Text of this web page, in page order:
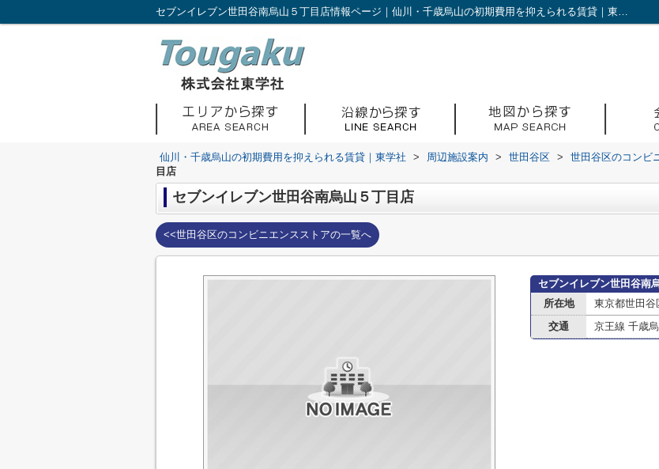
セブンイレブン世田谷南烏山５丁目店情報ページ｜仙川・千歳烏山の初期費用を抑えられる賃貸｜東学社
仙川・千歳烏山の初期費用を抑えられる賃貸｜東学社 > 周辺施設案内 > 世田谷区 > 世田谷区のコンビ
目店
セブンイレブン世田谷南烏山５丁目店
<<世田谷区のコンビニエンスストアの一覧へ
セブンイレブン世田谷南
所在地
東京都世田谷
交通 京王線 千歳